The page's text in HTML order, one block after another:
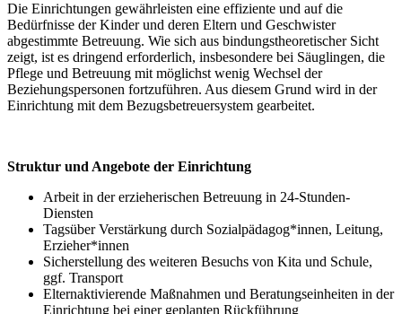
Die Einrichtungen gewährleisten eine effiziente und auf die
Bedürfnisse der Kinder und deren Eltern und Geschwister
abgestimmte Betreuung. Wie sich aus bindungstheoretischer Sicht
zeigt, ist es dringend erforderlich, insbesondere bei Säuglingen, die
Pflege und Betreuung mit möglichst wenig Wechsel der
Beziehungspersonen fortzuführen. Aus diesem Grund wird in der
Einrichtung mit dem Bezugsbetreuersystem gearbeitet.
Struktur und Angebote der Einrichtung
Arbeit in der erzieherischen Betreuung in 24-Stunden-
Diensten
Tagsüber Verstärkung durch Sozialpädagog*innen, Leitung,
Erzieher*innen
Sicherstellung des weiteren Besuchs von Kita und Schule,
ggf. Transport
Elternaktivierende Maßnahmen und Beratungseinheiten in der
Einrichtung bei einer geplanten Rückführung